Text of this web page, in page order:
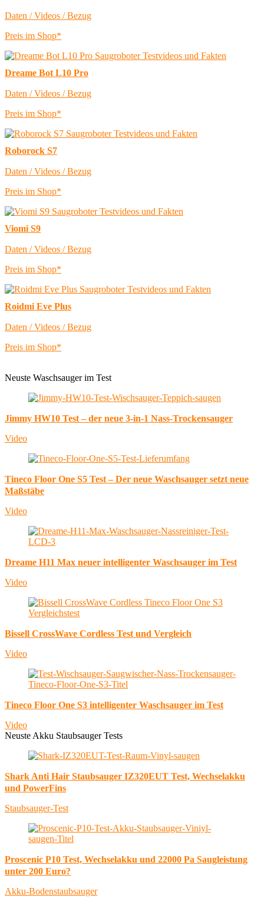
Daten / Videos / Bezug
Preis im Shop*
Dreame Bot L10 Pro
Daten / Videos / Bezug
Preis im Shop*
Roborock S7
Daten / Videos / Bezug
Preis im Shop*
Viomi S9
Daten / Videos / Bezug
Preis im Shop*
Roidmi Eve Plus
Daten / Videos / Bezug
Preis im Shop*
Neuste Waschsauger im Test
Jimmy HW10 Test – der neue 3-in-1 Nass-Trockensauger
Video
Tineco Floor One S5 Test – Der neue Waschsauger setzt neue
Maßstäbe
Video
Dreame H11 Max neuer intelligenter Waschsauger im Test
Video
Bissell CrossWave Cordless Test und Vergleich
Video
Tineco Floor One S3 intelligenter Waschsauger im Test
Video
Neuste Akku Staubsauger Tests
Shark Anti Hair Staubsauger IZ320EUT Test, Wechselakku
und PowerFins
Staubsauger-Test
Proscenic P10 Test, Wechselakku und 22000 Pa Saugleistung
unter 200 Euro?
Akku-Bodenstaubsauger